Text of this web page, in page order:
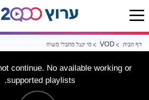
דף הבית VOD מי ינצל מחבלי משיח
continue. No available working or
supported playlists.